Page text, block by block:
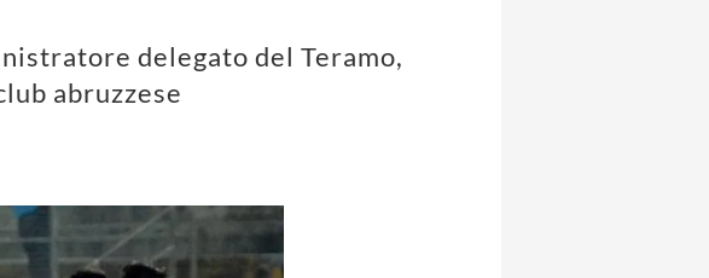
delegato del Teramo,
abruzzese